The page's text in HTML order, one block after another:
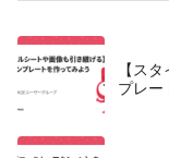
【ス
プレー